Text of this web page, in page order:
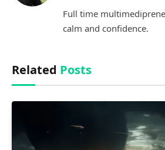
Full time
calm and confidence.
Related Posts